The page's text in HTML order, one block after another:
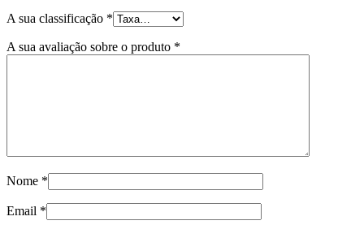
A sua classificação *
A sua avaliação sobre o produto *
Nome *
Email *